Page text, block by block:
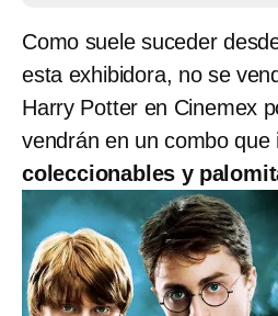
Como suele suceder
esta exhibidora, no se
Harry Potter en Cinemex
vendrán en un combo que
coleccionables y